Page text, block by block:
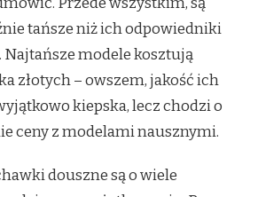
tańsze niż ich odpowiedniki
Najtańsze modele kosztują
złotych – owszem, jakość ich
kiepska, lecz chodzi o
ceny z modelami nausznymi.
douszne są o wiele